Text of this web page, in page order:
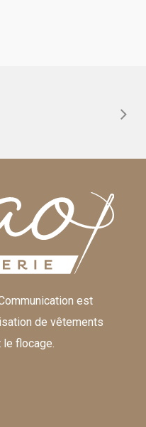
est
de vêtements
flocage.